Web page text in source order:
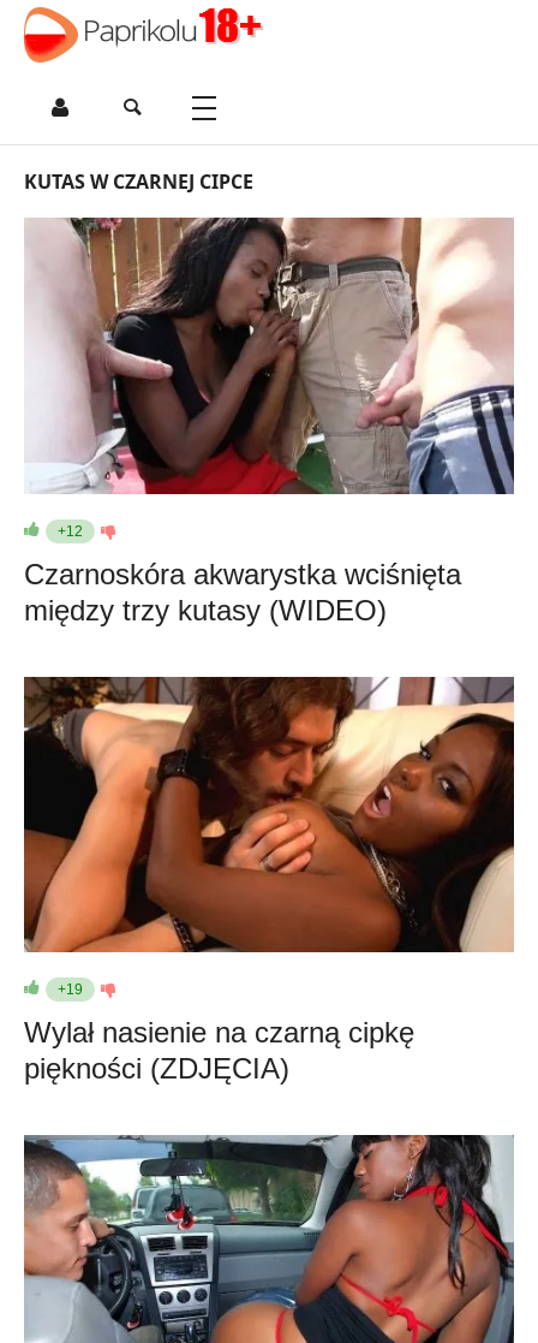
KUTAS W CZARNEJ CIPCE
+12
Czarnoskóra akwarystka wciśnięta
między trzy kutasy (WIDEO)
+19
Wylał nasienie na czarną cipkę
piękności (ZDJĘCIA)